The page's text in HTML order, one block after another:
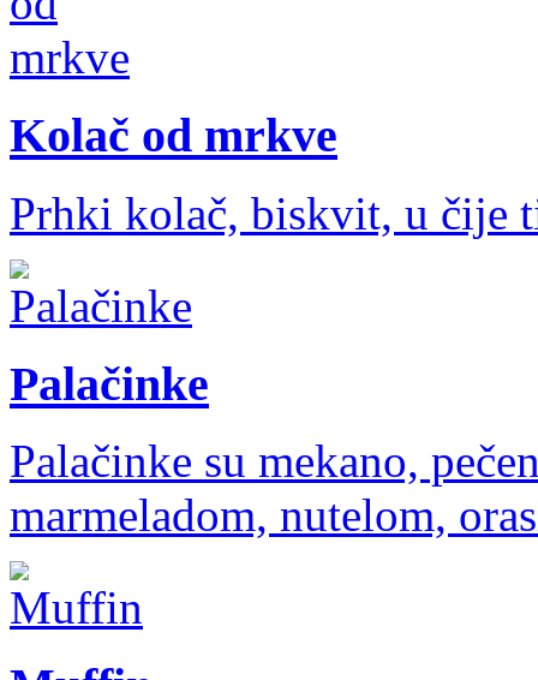
Kolač od mrkve
Prhki kolač, biskvit, u čije
Palačinke
Palačinke su mekano,
marmeladom, nutelom,